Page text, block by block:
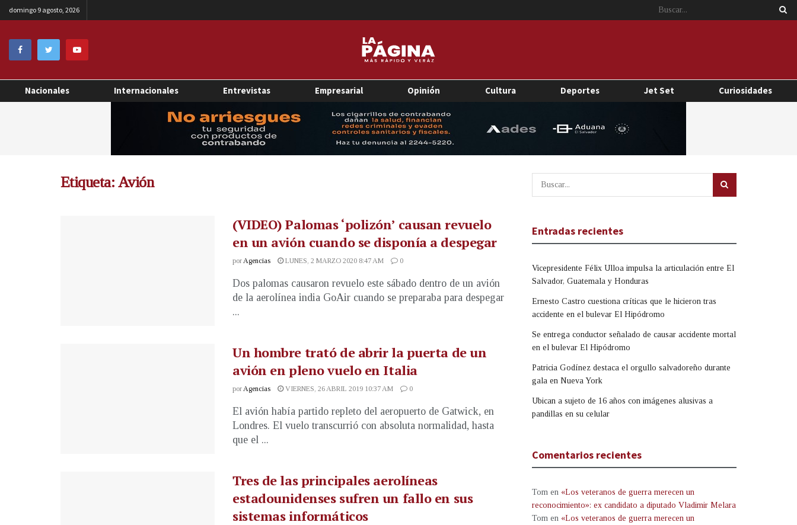
domingo 9 agosto, 2026
Nacionales Internacionales Entrevistas Empresarial Opinión Cultura Deportes Jet Set Curiosidades
Etiqueta: Avión
(VIDEO) Palomas ‘polizón’ causan revuelo
en un avión cuando se disponía a despegar
porAgencias LUNES, 2 MARZO 2020 8:47 AM 0
Dos palomas causaron revuelo este sábado dentro de un avión
de la aerolínea india GoAir cuando se preparaba para despegar
...
Un hombre trató de abrir la puerta de un
avión en pleno vuelo en Italia
porAgencias VIERNES, 26 ABRIL 2019 10:37 AM 0
El avión había partido repleto del aeropuerto de Gatwick, en
Londres. El vuelo transcurrió con absoluta normalidad, hasta
que el ...
Tres de las principales aerolíneas
estadounidenses sufren un fallo en sus
sistemas informáticos
Entradas recientes
Vicepresidente Félix Ulloa impulsa la articulación entre El
Salvador, Guatemala y Honduras
Ernesto Castro cuestiona críticas que le hicieron tras
accidente en el bulevar El Hipódromo
Se entrega conductor señalado de causar accidente mortal
en el bulevar El Hipódromo
Patricia Godínez destaca el orgullo salvadoreño durante
gala en Nueva York
Ubican a sujeto de 16 años con imágenes alusivas a
pandillas en su celular
Comentarios recientes
Tom en «Los veteranos de guerra merecen un
reconocimiento»: ex candidato a diputado Vladimir Melara
Tom en «Los veteranos de guerra merecen un